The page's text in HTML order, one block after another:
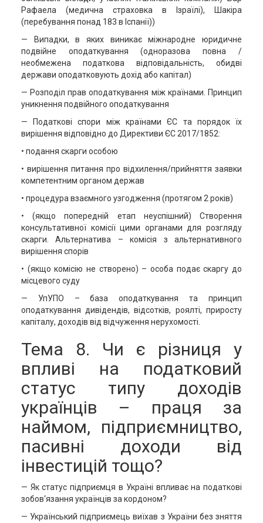
Рафаела (медична страховка в Ізраїлі), Шакіра
(перебування понад 183 в Іспанії))
— Випадки, в яких виникає міжнародне юридичне
подвійне оподаткування (одноразова повна /
необмежена податкова відповідальність, обидві
держави оподатковують дохід або капітал)
— Розподіл прав оподаткування між країнами. Принцип
уникнення подвійного оподаткування
— Податкові спори між країнами ЄС та порядок їх
вирішення відповідно до Директиви ЄС 2017/1852:
• подання скарги особою
• вирішення питання про відхилення/прийняття заявки
компетентним органом держав
• процедура взаємного узгодження (протягом 2 років)
• (якщо попередній етап неуспішний) Створення
консультативної комісії цими органами для розгляду
скарги. Альтернатива – комісія з альтернативного
вирішення спорів
• (якщо комісію не створено) – особа подає скаргу до
місцевого суду
— УпУПО – база оподаткування та принцип
оподаткування дивідендів, відсотків, роялті, приросту
капіталу, доходів від відчуження нерухомості.
Тема 8. Чи є різниця у
впливі на податковий
статус типу доходів
українців – праця за
наймом, підприємництво,
пасивні доходи від
інвестицій тощо?
— Як статус підприємця в Україні впливає на податкові
зобов‘язання українців за кордоном?
— Український підприємець виїхав з України без зняття